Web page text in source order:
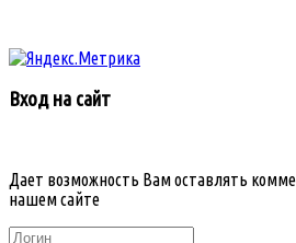
Вход на сайт
Дает возможность Вам оставлять
нашем сайте